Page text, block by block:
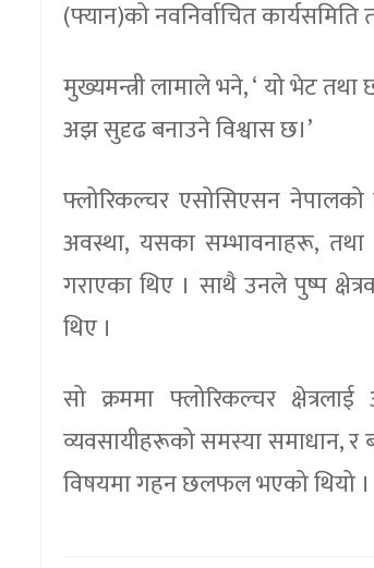
(फ्यान)को नवनिर्वाचित
मुख्यमन्त्री लामाले भने, ‘ यो भेट
अझ सुदृढ बनाउने विश्वास छ।’
फ्लोरिकल्चर एसोसिएसन नेपालको
अवस्था, यसका सम्भावनाहरू, तथा
गराएका थिए । साथै उनले पुष्प
थिए ।
सो क्रममा फ्लोरिकल्चर
व्यवसायीहरूको समस्या समाधान, र
विषयमा गहन छलफल भएको थियो ।